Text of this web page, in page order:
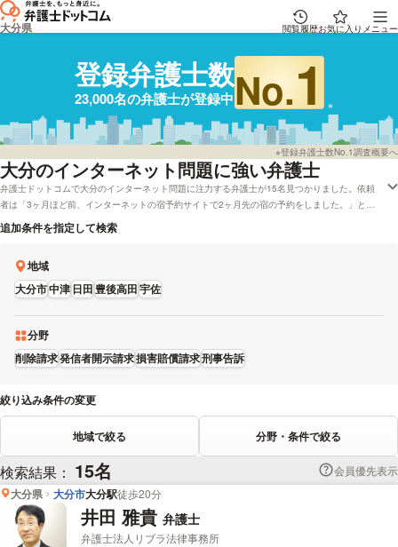
大分県 閲覧履歴お気に入り メニュー
登録弁護士数
23,000名の弁護士が登録中No.1
※登録弁護士数No.1調査概要へ
大分のインターネット問題に強い弁護士
弁護士ドットコムで大分のインターネット問題に注力する弁護士が15名見つかりました。依頼
者は「3ヶ月ほど前、インターネットの宿予約サイトで2ヶ月先の宿の予約をしました。」と
いった事情を抱えています。弁護士ドットコムでは弁護士費用を後払いで応対してくれる弁護士
や大分で無料の法律相談「みんなの法律相談」に回答している弁護士といった色々なニーズ別で
選び方などの情報はだいたいリサーチしたけど、大分周辺の法律事務所の弁護士を料金で検討し
たい」などのニーズにも応えることができます。弁護士の中には「インターネット上のトラブル
でお困りの際は、なるべく早くご相談ください。」とおっしゃる方もいます。インターネット問
題のトラブルに巻き込まれている方は本サイトに登録する弁護士の中から、営業時間や能力など
の条件を考慮して、自分に合った弁護士に電話またはメールをしてみてはいかがでしょうか。
追加条件を指定して検索
地域
大分市中津 日田豊後高田宇佐
分野
削除請求発信者開示請求損害賠償請求刑事告訴
絞り込み条件の変更
地域で絞る 分野・条件で絞る
検索結果： 15名 会員優先表示
大分県 大分市大分駅徒歩20分
井田 雅貴 弁護士
弁護士法人リブラ法律事務所